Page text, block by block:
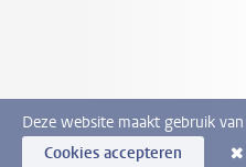
Deze website maakt gebruik
Cookies accepteren